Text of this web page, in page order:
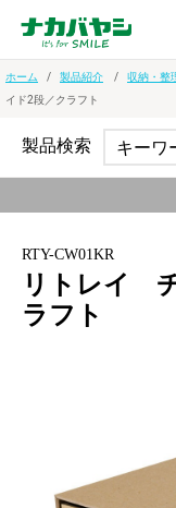
ホーム 製品紹介 収納・整
イド2段／クラフト
RTY-CW01KR
リトレイ
ラフト
製品検索